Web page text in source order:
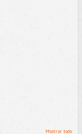
Mostrar todo